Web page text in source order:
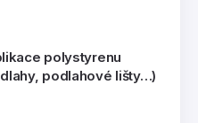
polystyrenu
podlahové lišty…)